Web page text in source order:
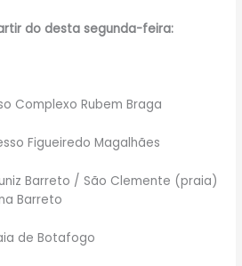
do desta segunda-feira:
Complexo Rubem Braga
Figueiredo Magalhães
Barreto / São Clemente (praia)
Barreto
de Botafogo